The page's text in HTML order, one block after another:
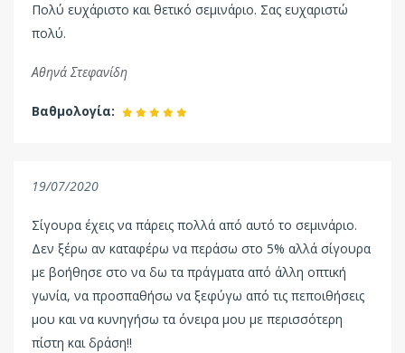
Πολύ ευχάριστο και θετικό σεμινάριο. Σας ευχαριστώ
πολύ.
Αθηνά Στεφανίδη
Βαθμολογία:
19/07/2020
Σίγουρα έχεις να πάρεις πολλά από αυτό το σεμινάριο.
Δεν ξέρω αν καταφέρω να περάσω στο 5% αλλά σίγουρα
με βοήθησε στο να δω τα πράγματα από άλλη οπτική
γωνία, να προσπαθήσω να ξεφύγω από τις πεποιθήσεις
μου και να κυνηγήσω τα όνειρα μου με περισσότερη
πίστη και δράση!!